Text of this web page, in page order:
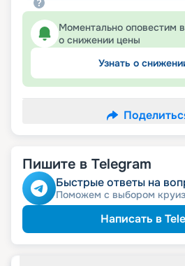
Моментально оповестим
о снижении цены
Узнать о
Пишите в Telegram
Быстрые ответы на
Поможем с выбором
Написать в